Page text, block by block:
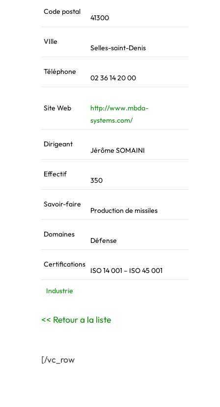
Code postal
41300
VIlle
Selles-saint-Denis
Téléphone
02 36 14 20 00
Site Web
http://www.mbda-
systems.com/
Dirigeant
Jérôme SOMAINI
Effectif
350
Savoir-faire
Production de missiles
Domaines
Défense
Certifications
ISO 14 001 – ISO 45 001
Industrie
<< Retour a la liste
[/vc_row